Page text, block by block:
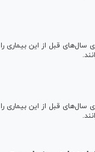
قبل از این بیماری را
قبل از این بیماری را